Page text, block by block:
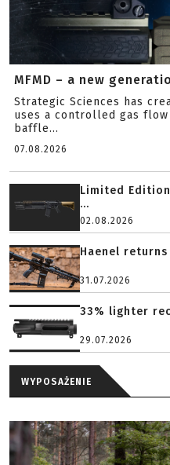
MFMD – a new
Strategic Sciences has
uses a controlled gas
baffle...
07.08.2026
Limited
...
02.08.2026
Haenel
31.07.2026
33% lighter
29.07.2026
WYPOSAŻENIE